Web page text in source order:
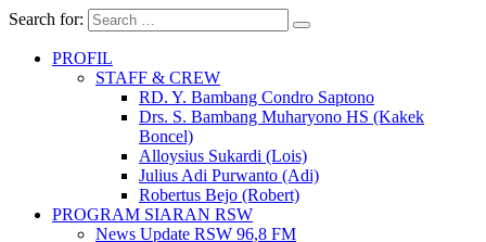
Search for:
PROFIL
STAFF & CREW
RD. Y. Bambang Condro Saptono
Drs. S. Bambang Muharyono HS (Kakek
Boncel)
Alloysius Sukardi (Lois)
Julius Adi Purwanto (Adi)
Robertus Bejo (Robert)
PROGRAM SIARAN RSW
News Update RSW 96,8 FM